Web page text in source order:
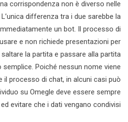
corrispondenza non è diverso nelle
differenza tra i due sarebbe la
un bot. Il processo di
e non richiede presentazioni per
la partita e passare alla partita
Poiché nessun nome viene
il processo di chat, in alcuni casi può
su Omegle deve essere sempre
evitare che i dati vengano condivisi.